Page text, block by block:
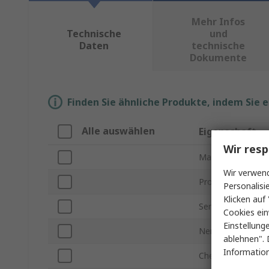
Technische
Daten
Mehr Infos
und
technische
Dokumente
Finden Sie ähnliche Produkte, indem
Alle auswählen Eigenschaft
Marke
Produkt Typ
Serie
Nennspannung
Chemientyp
Wir
Wir
Klicken
Cookies
ablehnen".